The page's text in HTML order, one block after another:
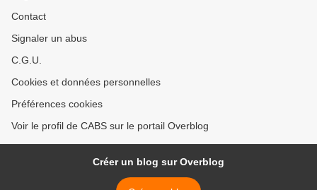
Contact
Signaler un abus
C.G.U.
Cookies et données personnelles
Préférences cookies
Voir le profil de CABS sur le portail Overblog
Créer un blog sur Overblog